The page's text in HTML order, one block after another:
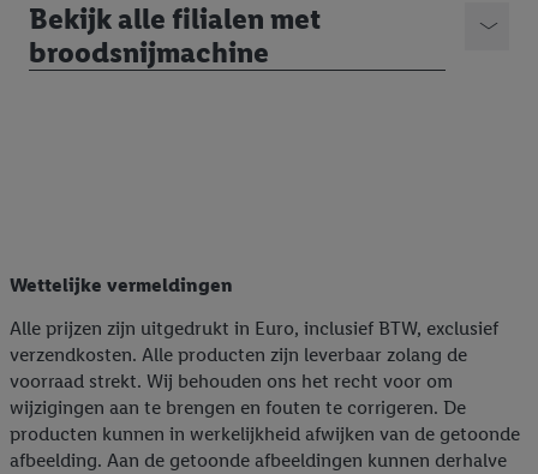
Bekijk alle filialen met
broodsnijmachine
Wettelijke vermeldingen
Alle prijzen zijn uitgedrukt in Euro, inclusief BTW, exclusief
verzendkosten. Alle producten zijn leverbaar zolang de
voorraad strekt. Wij behouden ons het recht voor om
wijzigingen aan te brengen en fouten te corrigeren. De
producten kunnen in werkelijkheid afwijken van de getoonde
afbeelding. Aan de getoonde afbeeldingen kunnen derhalve